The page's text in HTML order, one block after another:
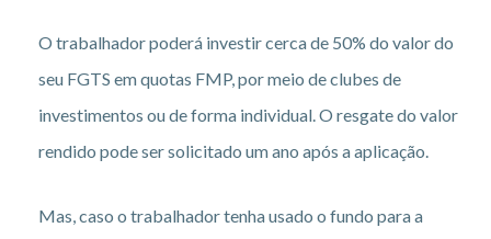
O trabalhador poderá investir cerca de 50% do valor do
seu FGTS em quotas FMP, por meio de clubes de
investimentos ou de forma individual. O resgate do valor
rendido pode ser solicitado um ano após a aplicação.
Mas, caso o trabalhador tenha usado o fundo para a